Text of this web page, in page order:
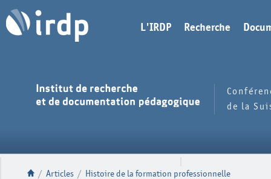
L'IRDP Recherche
de la
/ Articles / Histoire de la formation professionnelle